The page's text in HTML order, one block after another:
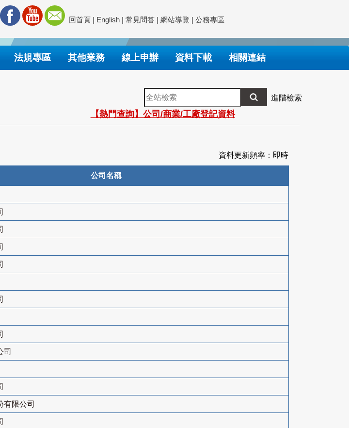
回首頁 | English | 常見問答 | 網站導覽 | 公務專區
法規專區 其他業務 線上申辦 資料下載 相關連結
全
站
檢
索
進階檢索
【熱門查詢】公司/商業/工廠登記資料
資料更新頻率：即時
公司名稱
司
有限公司